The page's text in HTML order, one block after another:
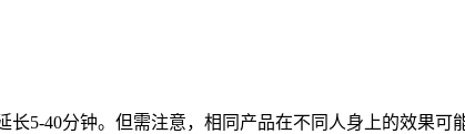
5-40分钟。但需注意，相同产品在不同人身上的效果可